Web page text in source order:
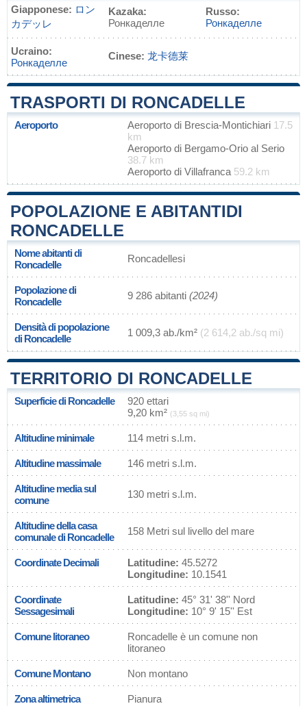
Giapponese: ロン
カデッレ
Kazaka:
Ронкаделле
Russo:
Ронкаделле
Ucraino:
Ронкаделле
Cinese: 龙卡德莱
TRASPORTI DI RONCADELLE
Aeroporto Aeroporto di Brescia-Montichiari 17.5
km
Aeroporto di Bergamo-Orio al Serio
38.7 km
Aeroporto di Villafranca 59.2 km
POPOLAZIONE E ABITANTIDI
RONCADELLE
Nome abitanti di
Roncadelle
Roncadellesi
Popolazione di
Roncadelle
9 286 abitanti (2024)
Densità di popolazione
di Roncadelle
1 009,3 ab./km² (2 614,2 ab./sq mi)
TERRITORIO DI RONCADELLE
Superficie di Roncadelle
920 ettari
9,20 km² (3,55 sq mi)
Altitudine minimale 114 metri s.l.m.
Altitudine massimale 146 metri s.l.m.
Altitudine media sul
comune
130 metri s.l.m.
Altitudine della casa
comunale di Roncadelle
158 Metri sul livello del mare
Coordinate Decimali Latitudine: 45.5272
Longitudine: 10.1541
Coordinate
Sessagesimali
Latitudine: 45° 31' 38'' Nord
Longitudine: 10° 9' 15'' Est
Comune litoraneo
Roncadelle è un comune non
litoraneo
Comune Montano Non montano
Zona altimetrica Pianura